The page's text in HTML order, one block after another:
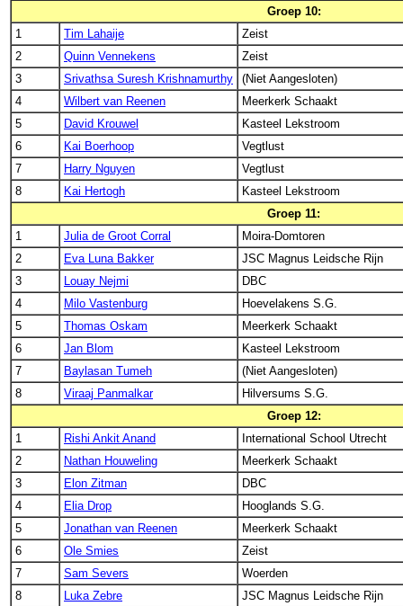
Groep 10:
1
Tim Lahaije
Zeist
2
Quinn Vennekens
Zeist
3
Srivathsa Suresh Krishnamurthy
(Niet Aangesloten)
4
Wilbert van Reenen
Meerkerk Schaakt
5
David Krouwel
Kasteel Lekstroom
6
Kai Boerhoop
Vegtlust
7
Harry Nguyen
Vegtlust
8
Kai Hertogh
Kasteel Lekstroom
Groep 11:
1
Julia de Groot Corral
Moira-Domtoren
2
Eva Luna Bakker
JSC Magnus Leidsche Rijn
3
Louay Nejmi
DBC
4
Milo Vastenburg
Hoevelakens S.G.
5
Thomas Oskam
Meerkerk Schaakt
6
Jan Blom
Kasteel Lekstroom
7
Baylasan Tumeh
(Niet Aangesloten)
8
Viraaj Panmalkar
Hilversums S.G.
Groep 12:
1
Rishi Ankit Anand
International School Utrecht
2
Nathan Houweling
Meerkerk Schaakt
3
Elon Zitman
DBC
4
Elia Drop
Hooglands S.G.
5
Jonathan van Reenen
Meerkerk Schaakt
6
Ole Smies
Zeist
7
Sam Severs
Woerden
8
Luka Zebre
JSC Magnus Leidsche Rijn